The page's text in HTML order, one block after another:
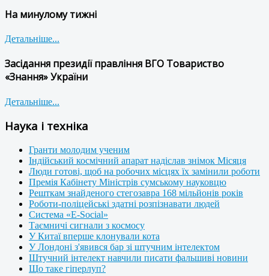
На минулому тижні
Детальніше...
Засідання президії правління ВГО Товариство
«Знання» України
Детальніше...
Наука і техніка
Гранти молодим ученим
Індійський космічний апарат надіслав знімок Місяця
Люди готові, щоб на робочих місцях їх замінили роботи
Премія Кабінету Міністрів сумському науковцю
Решткам знайденого стегозавра 168 мільйонів років
Роботи-поліцейські здатні розпізнавати людей
Система «E-Social»
Таємничі сигнали з космосу
У Китаї вперше клонували кота
У Лондоні з'явився бар зі штучним інтелектом
Штучний інтелект навчили писати фальшиві новини
Що таке гіперлуп?